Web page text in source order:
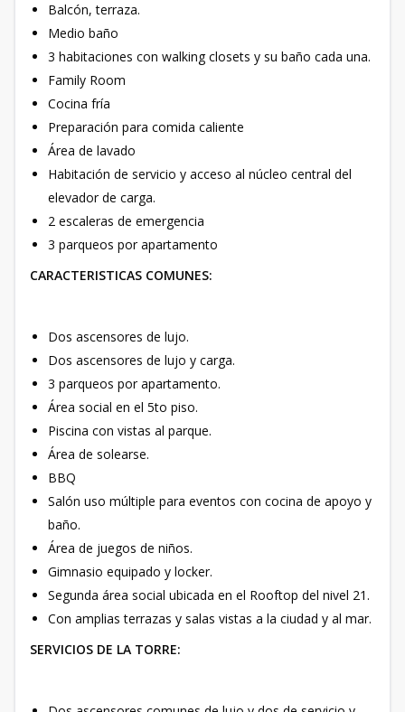
Balcón, terraza.
Medio baño
3 habitaciones con walking closets y su baño cada una.
Family Room
Cocina fría
Preparación para comida caliente
Área de lavado
Habitación de servicio y acceso al núcleo central del
elevador de carga.
2 escaleras de emergencia
3 parqueos por apartamento
CARACTERISTICAS COMUNES:
Dos ascensores de lujo.
Dos ascensores de lujo y carga.
3 parqueos por apartamento.
Área social en el 5to piso.
Piscina con vistas al parque.
Área de solearse.
BBQ
Salón uso múltiple para eventos con cocina de apoyo y
baño.
Área de juegos de niños.
Gimnasio equipado y locker.
Segunda área social ubicada en el Rooftop del nivel 21.
Con amplias terrazas y salas vistas a la ciudad y al mar.
SERVICIOS DE LA TORRE: